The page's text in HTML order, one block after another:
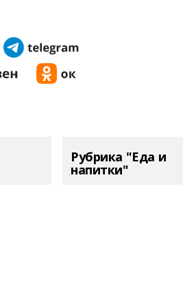
Рубрика "Еда и
напитки"